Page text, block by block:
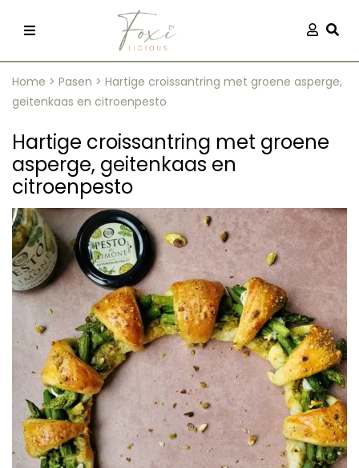
kleding
Home > Pasen > Hartige croissantring met groene asperge,
geitenkaas en citroenpesto
Hartige croissantring met groene
asperge, geitenkaas en
citroenpesto